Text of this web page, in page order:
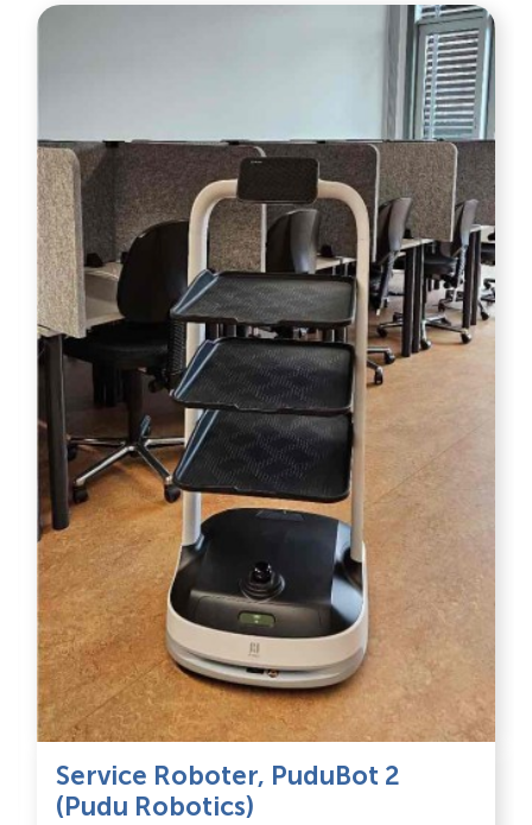
Service Roboter, PuduBot 2
(Pudu Robotics)